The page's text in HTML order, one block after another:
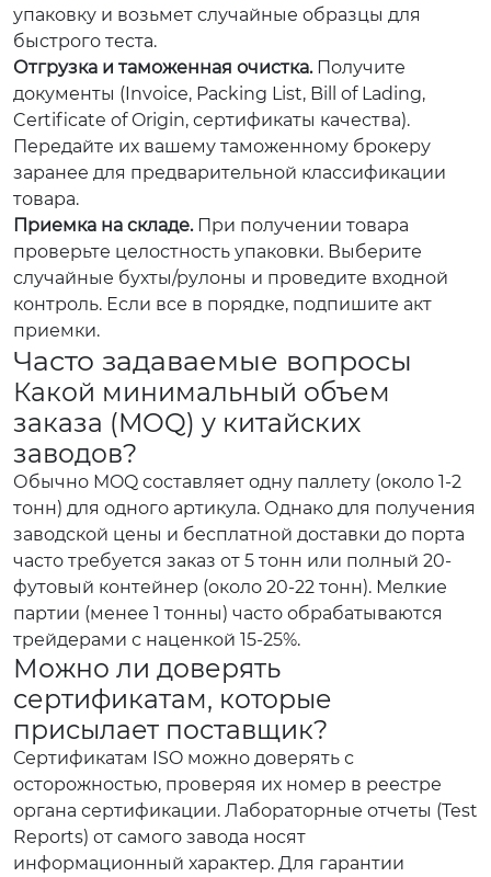
упаковку и возьмет случайные образцы для
быстрого теста.
Отгрузка и таможенная очистка.Получите
документы (Invoice, Packing List, Bill of Lading,
Certificate of Origin, сертификаты качества).
Передайте их вашему таможенному брокеру
заранее для предварительной классификации
товара.
Приемка на складе.При получении товара
проверьте целостность упаковки. Выберите
случайные бухты/рулоны и проведите входной
контроль. Если все в порядке, подпишите акт
приемки.
Часто задаваемые вопросы
Какой минимальный объем
заказа (MOQ) у китайских
заводов?
Обычно MOQ составляет одну паллету (около 1-2
тонн) для одного артикула. Однако для получения
заводской цены и бесплатной доставки до порта
часто требуется заказ от 5 тонн или полный 20-
футовый контейнер (около 20-22 тонн). Мелкие
партии (менее 1 тонны) часто обрабатываются
трейдерами с наценкой 15-25%.
Можно ли доверять
сертификатам, которые
присылает поставщик?
Сертификатам ISO можно доверять с
осторожностью, проверяя их номер в реестре
органа сертификации. Лабораторные отчеты (Test
Reports) от самого завода носят
информационный характер. Для гарантии